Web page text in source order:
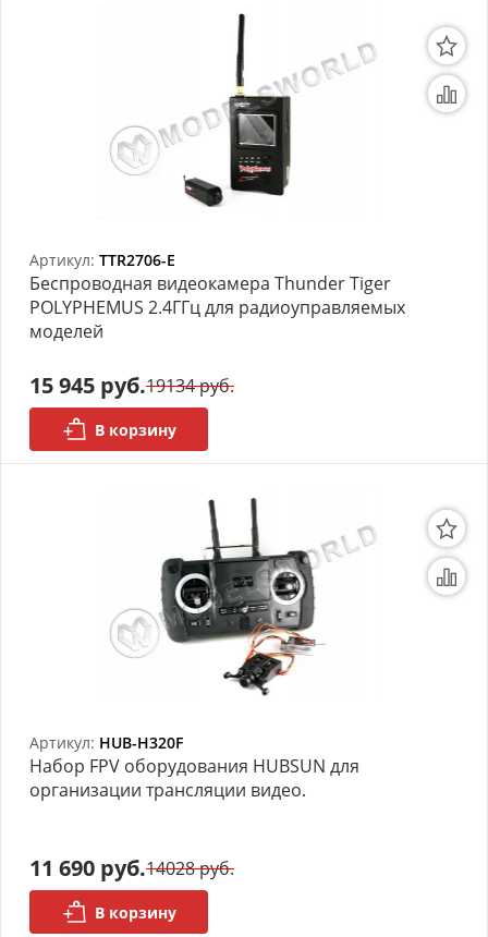
Артикул: TTR2706-E
Беспроводная видеокамера Thunder Tiger
POLYPHEMUS 2.4ГГц для радиоуправляемых
моделей
15 945 руб.19134 руб.
В корзину
Артикул: HUB-H320F
Набор FPV оборудования HUBSUN для
организации трансляции видео.
11 690 руб.14028 руб.
В корзину